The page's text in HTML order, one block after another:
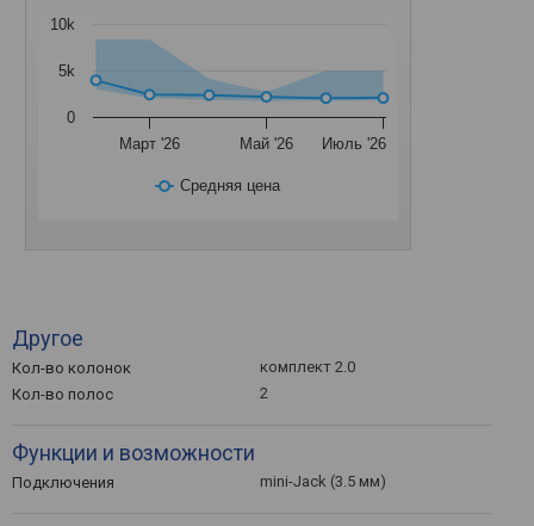
Средняя цена
Март '26 Май '26 Июль '26
0
5k
10k
Другое
Кол-во колонок
комплект 2.0
Кол-во полос
2
Функции и возможности
Подключения mini-Jack (3.5 мм)